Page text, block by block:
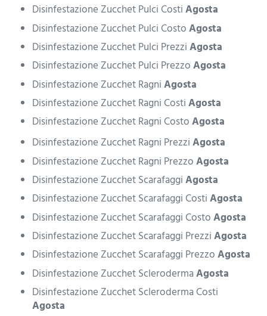
Disinfestazione Zucchet Pulci CostiAgosta
Disinfestazione Zucchet Pulci CostoAgosta
Disinfestazione Zucchet Pulci PrezziAgosta
Disinfestazione Zucchet Pulci PrezzoAgosta
Disinfestazione Zucchet RagniAgosta
Disinfestazione Zucchet Ragni CostiAgosta
Disinfestazione Zucchet Ragni CostoAgosta
Disinfestazione Zucchet Ragni PrezziAgosta
Disinfestazione Zucchet Ragni PrezzoAgosta
Disinfestazione Zucchet ScarafaggiAgosta
Disinfestazione Zucchet Scarafaggi CostiAgosta
Disinfestazione Zucchet Scarafaggi CostoAgosta
Disinfestazione Zucchet Scarafaggi PrezziAgosta
Disinfestazione Zucchet Scarafaggi PrezzoAgosta
Disinfestazione Zucchet SclerodermaAgosta
Disinfestazione Zucchet Scleroderma Costi
Agosta